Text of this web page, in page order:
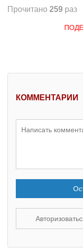
Прочитано 259 раз
КОММЕНТАРИИ